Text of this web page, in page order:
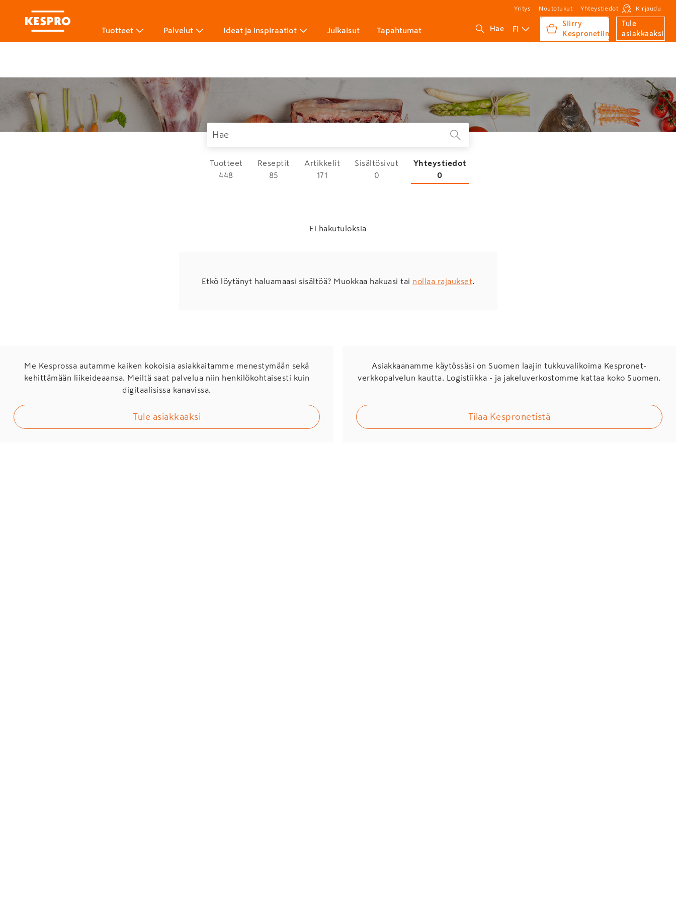
Yritys Noutotukut Yhteystiedot Kirjaudu
Tuotteet Palvelut Ideat ja inspiraatiot Julkaisut Tapahtumat Hae FI
Siirry
Kespronetiin
Tule
asiakkaaksi
Tuotteet
448
Reseptit
85
Artikkelit
171
Sisältösivut
0
Yhteystiedot
0
Ei hakutuloksia
Etkö löytänyt haluamaasi sisältöä? Muokkaa hakuasi tai nollaa rajaukset
Me Kesprossa autamme kaiken kokoisia asiakkaitamme menestymään sekä
kehittämään liikeideaansa. Meiltä saat palvelua niin henkilökohtaisesti kuin
digitaalisissa kanavissa.
Tule asiakkaaksi
Asiakkaanamme käytössäsi on Suomen laajin tukkuvalikoima Kespronet-
verkkopalvelun kautta. Logistiikka - ja jakeluverkostomme kattaa koko Suomen.
Tilaa Kespronetistä